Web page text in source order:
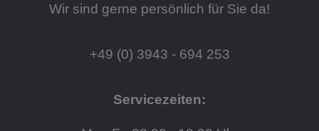
Wir sind gerne persönlich für Sie da!
+49 (0) 3943 - 694 253
Servicezeiten: